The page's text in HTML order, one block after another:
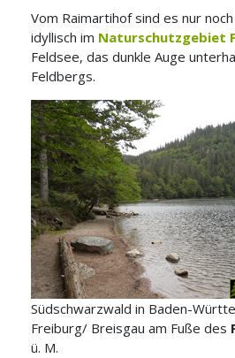
Vom Raimartihof sind es nur
idyllisch im Naturschutzgebiet
Feldsee, das dunkle Auge
Feldbergs.
Südschwarzwald in Baden-
Freiburg/ Breisgau am Fuße des
ü. M.